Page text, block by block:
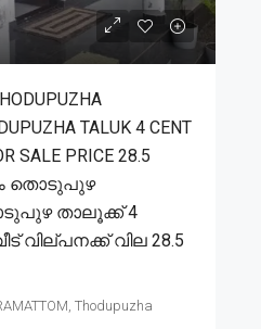
TALUK 4 CENT
SALE PRICE 28.5
തൊടുപുഴ
താലൂക്ക് 4
വില്പനക്ക് വില 28.5
Thodupuzha